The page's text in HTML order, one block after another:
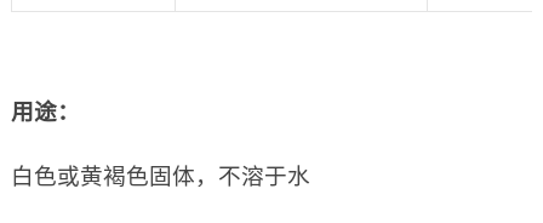
用途：
白色或黄褐色固体，不溶于水